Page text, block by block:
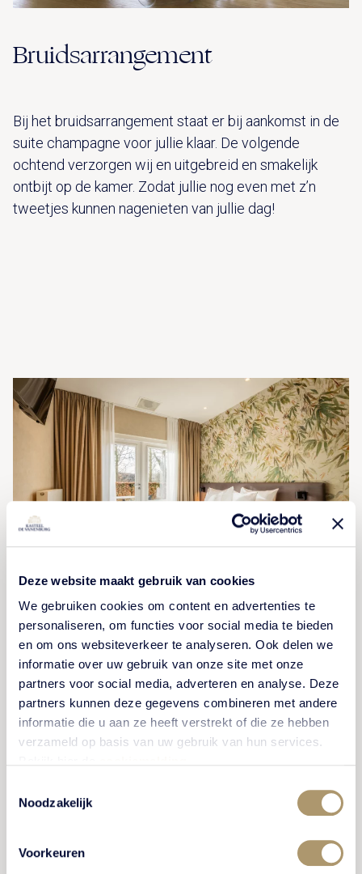
Deze website maakt gebruik van cookies
We gebruiken cookies om content en advertenties te
personaliseren, om functies voor social media te bieden
en om ons websiteverkeer te analyseren. Ook delen we
informatie over uw gebruik van onze site met onze
partners voor social media, adverteren en analyse. Deze
partners kunnen deze gegevens combineren met andere
informatie die u aan ze heeft verstrekt of die ze hebben
verzameld op basis van uw gebruik van hun services.
Noodzakelijk
Voorkeuren
Bruidsarrangement
Bij het bruidsarrangement staat er bij aankomst in de
suite champagne voor jullie klaar. De volgende
ochtend verzorgen wij en uitgebreid en smakelijk
ontbijt op de kamer. Zodat jullie nog even met z’n
tweetjes kunnen nagenieten van jullie dag!
Overnachten na de feestavond
Naast de romantische suite voor het kersverse
echtpaar, kunnen ook de gasten gebruik maken van de
en suites beschikbaar, allen gelegen in de hofjes
Benieuwd naar de mogelijkheden?